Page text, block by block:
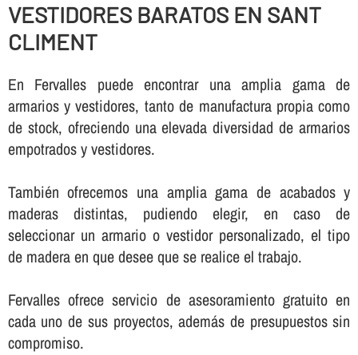
VESTIDORES BARATOS EN SANT
CLIMENT
En Fervalles puede encontrar una amplia gama de
armarios y vestidores, tanto de manufactura propia como
de stock, ofreciendo una elevada diversidad de armarios
empotrados y vestidores.
También ofrecemos una amplia gama de acabados y
maderas distintas, pudiendo elegir, en caso de
seleccionar un armario o vestidor personalizado, el tipo
de madera en que desee que se realice el trabajo.
Fervalles ofrece servicio de asesoramiento gratuito en
cada uno de sus proyectos, además de presupuestos sin
compromiso.